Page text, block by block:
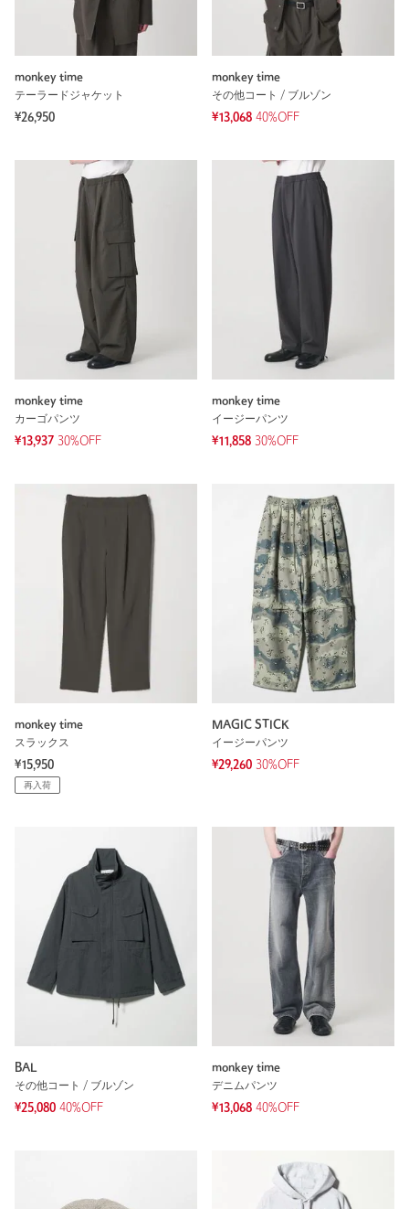
monkey time
テーラードジャケット
¥26,950
monkey time
その他コート / ブルゾン
¥13,068 40%OFF
monkey time
カーゴパンツ
¥13,937 30%OFF
monkey time
イージーパンツ
¥11,858 30%OFF
monkey time
スラックス
¥15,950
再入荷
MAGIC STICK
イージーパンツ
¥29,260 30%OFF
BAL
その他コート / ブルゾン
¥25,080 40%OFF
monkey time
デニムパンツ
¥13,068 40%OFF